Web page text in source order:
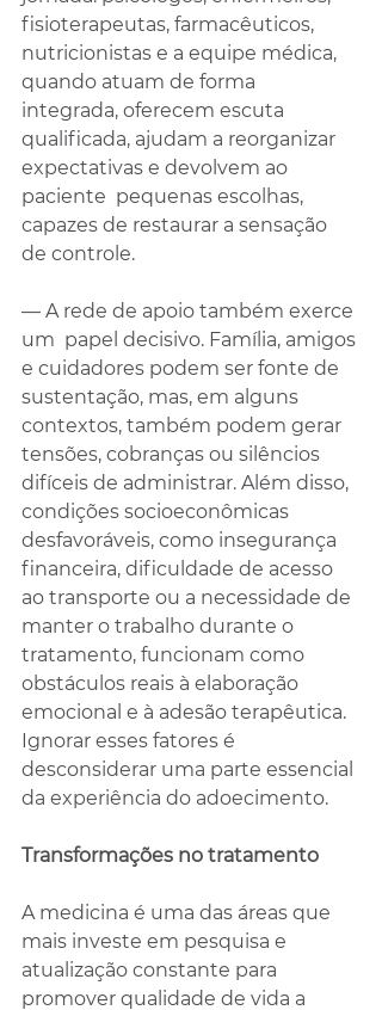
fisioterapeutas, farmacêuticos,
nutricionistas e a equipe médica,
quando atuam de forma
integrada, oferecem escuta
qualificada, ajudam a reorganizar
expectativas e devolvem ao
paciente  pequenas escolhas,
capazes de restaurar a sensação
de controle.
— A rede de apoio também exerce
um  papel decisivo. Família, amigos
e cuidadores podem ser fonte de
sustentação, mas, em alguns
contextos, também podem gerar
tensões, cobranças ou silêncios
difíceis de administrar. Além disso,
condições socioeconômicas
desfavoráveis, como insegurança
financeira, dificuldade de acesso
ao transporte ou a necessidade de
manter o trabalho durante o
tratamento, funcionam como
obstáculos reais à elaboração
emocional e à adesão terapêutica.
Ignorar esses fatores é
desconsiderar uma parte essencial
da experiência do adoecimento.
Transformações no tratamento
A medicina é uma das áreas que
mais investe em pesquisa e
atualização constante para
promover qualidade de vida a